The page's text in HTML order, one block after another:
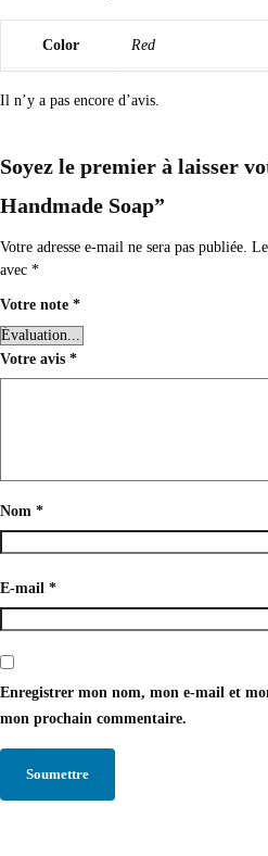
Color Red
Il n’y a pas encore d’avis.
Soyez le premier à laisser
Handmade Soap”
Votre adresse e-mail ne sera pas publiée.
avec *
Votre note *
Votre avis *
Nom *
E-mail *
Enregistrer mon nom, mon e-mail et
mon prochain commentaire.